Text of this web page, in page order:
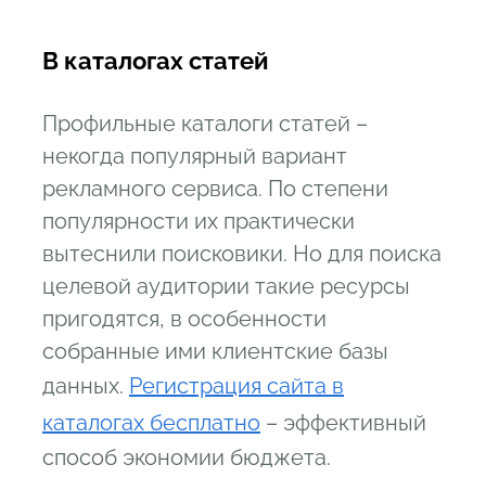
В каталогах статей
Профильные каталоги статей –
некогда популярный вариант
рекламного сервиса. По степени
популярности их практически
вытеснили поисковики. Но для поиска
целевой аудитории такие ресурсы
пригодятся, в особенности
собранные ими клиентские базы
данных. Регистрация сайта в
каталогах бесплатно – эффективный
способ экономии бюджета.